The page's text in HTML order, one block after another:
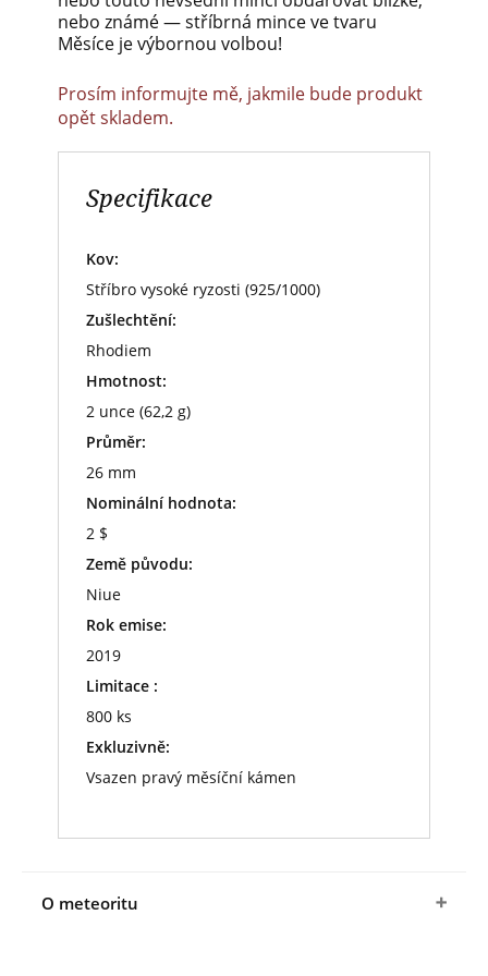
nebo známé — stříbrná mince ve tvaru
Měsíce je výbornou volbou!
Prosím informujte mě, jakmile bude produkt
opět skladem.
Specifikace
Kov:
Stříbro vysoké ryzosti (925/1000)
Zušlechtění:
Rhodiem
Hmotnost:
2 unce (62,2 g)
Průměr:
26 mm
Nominální hodnota:
2 $
Země původu:
Niue
Rok emise:
2019
Limitace :
800 ks
Exkluzivně:
Vsazen pravý měsíční kámen
O meteoritu